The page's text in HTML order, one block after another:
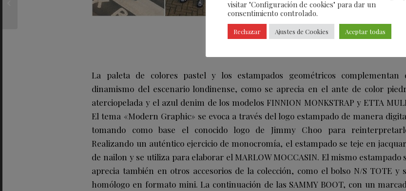
La paleta de colores pastel y los estampados geométricos complementan
dinamismo del escenario londinense, como se aprecia en el ante de color
aterciopelada y el azul denim de los modelos FINNION MONKSTRAP y ETTA
El tema «Modern Graphic» se evoca a través del logo estampado de manera
tomando como base el conocido logo de Jimmy Choo para
Realizando un auténtico ejercicio de monocromía, el estampado se teje en
de nailon y se utiliza para elaborar el MARLOW MOCCASIN. El mismo estampado
aprecia también en otros accesorios de la colección, como el bolso N/S TOTE y
homólogo en formato mini. La continuación de las SAMMY BOOT, con un
visitar "Configuración de cookies" para dar un
consentimiento controlado.
Rechazar Ajustes de Cookies Aceptar todas